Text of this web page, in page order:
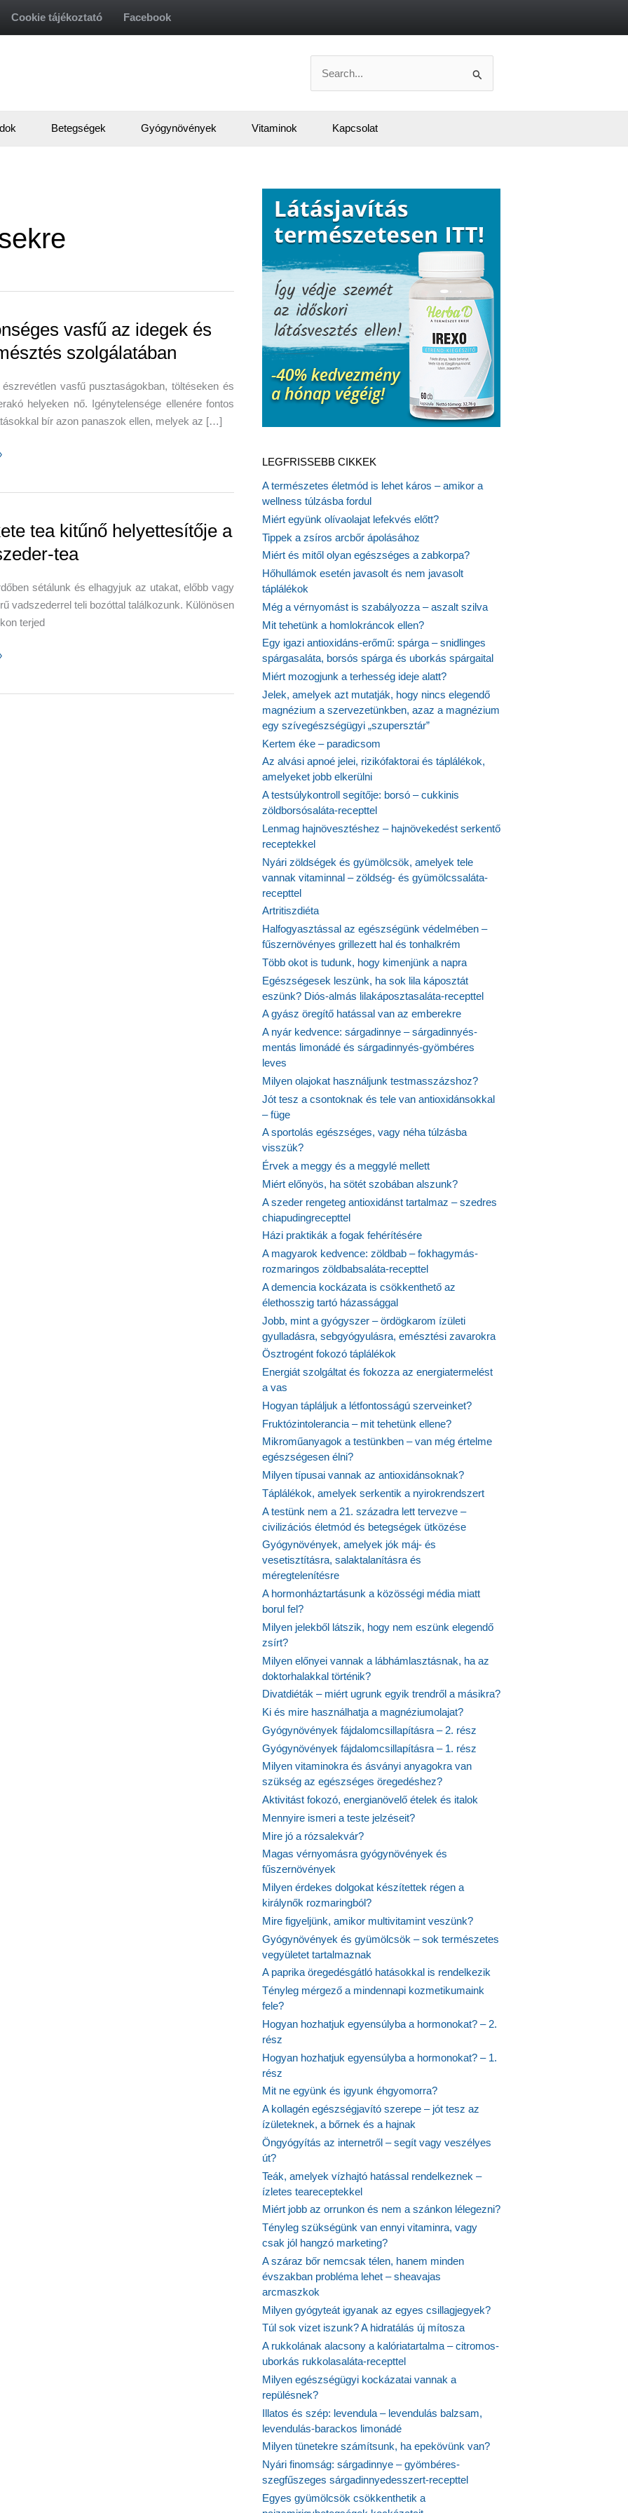
Cookie tájékoztató Facebook
for:
Betegségek Gyógynövények Vitaminok Kapcsolat
vasfű az idegek és
szolgálatában
vasfű pusztaságokban, töltéseken és
helyeken nő. Igénytelensége ellenére fontos
bír azon panaszok ellen, melyek az […]
tea kitűnő helyettesítője a
tea
sétálunk és elhagyjuk az utakat, előbb vagy
vadszederrel teli bozóttal találkozunk. Különösen
terjed
LEGFRISSEBB CIKKEK
A természetes életmód is lehet káros – amikor a
wellness túlzásba fordul
Miért együnk olívaolajat lefekvés előtt?
Tippek a zsíros arcbőr ápolásához
Miért és mitől olyan egészséges a zabkorpa?
Hőhullámok esetén javasolt és nem javasolt
táplálékok
Még a vérnyomást is szabályozza – aszalt szilva
Mit tehetünk a homlokráncok ellen?
Egy igazi antioxidáns-erőmű: spárga – snidlinges
spárgasaláta, borsós spárga és uborkás spárgaital
Miért mozogjunk a terhesség ideje alatt?
Jelek, amelyek azt mutatják, hogy nincs elegendő
magnézium a szervezetünkben, azaz a magnézium
egy szívegészségügyi „szupersztár”
Kertem éke – paradicsom
Az alvási apnoé jelei, rizikófaktorai és táplálékok,
amelyeket jobb elkerülni
A testsúlykontroll segítője: borsó – cukkinis
zöldborsósaláta-recepttel
Lenmag hajnövesztéshez – hajnövekedést serkentő
receptekkel
Nyári zöldségek és gyümölcsök, amelyek tele
vannak vitaminnal – zöldség- és gyümölcssaláta-
recepttel
Artritiszdiéta
Halfogyasztással az egészségünk védelmében –
fűszernövényes grillezett hal és tonhalkrém
Több okot is tudunk, hogy kimenjünk a napra
Egészségesek leszünk, ha sok lila káposztát
eszünk? Diós-almás lilakáposztasaláta-recepttel
A gyász öregítő hatással van az emberekre
A nyár kedvence: sárgadinnye – sárgadinnyés-
mentás limonádé és sárgadinnyés-gyömbéres
leves
Milyen olajokat használjunk testmasszázshoz?
Jót tesz a csontoknak és tele van antioxidánsokkal
– füge
A sportolás egészséges, vagy néha túlzásba
visszük?
Érvek a meggy és a meggylé mellett
Miért előnyös, ha sötét szobában alszunk?
A szeder rengeteg antioxidánst tartalmaz – szedres
chiapudingrecepttel
Házi praktikák a fogak fehérítésére
A magyarok kedvence: zöldbab – fokhagymás-
rozmaringos zöldbabsaláta-recepttel
A demencia kockázata is csökkenthető az
élethosszig tartó házassággal
Jobb, mint a gyógyszer – ördögkarom ízületi
gyulladásra, sebgyógyulásra, emésztési zavarokra
Ösztrogént fokozó táplálékok
Energiát szolgáltat és fokozza az energiatermelést
a vas
Hogyan tápláljuk a létfontosságú szerveinket?
Fruktózintolerancia – mit tehetünk ellene?
Mikroműanyagok a testünkben – van még értelme
egészségesen élni?
Milyen típusai vannak az antioxidánsoknak?
Táplálékok, amelyek serkentik a nyirokrendszert
A testünk nem a 21. századra lett tervezve –
civilizációs életmód és betegségek ütközése
Gyógynövények, amelyek jók máj- és
vesetisztításra, salaktalanításra és
méregtelenítésre
A hormonháztartásunk a közösségi média miatt
borul fel?
Milyen jelekből látszik, hogy nem eszünk elegendő
zsírt?
Milyen előnyei vannak a lábhámlasztásnak, ha az
doktorhalakkal történik?
Divatdiéták – miért ugrunk egyik trendről a másikra?
Ki és mire használhatja a magnéziumolajat?
Gyógynövények fájdalomcsillapításra – 2. rész
Gyógynövények fájdalomcsillapításra – 1. rész
Milyen vitaminokra és ásványi anyagokra van
szükség az egészséges öregedéshez?
Aktivitást fokozó, energianövelő ételek és italok
Mennyire ismeri a teste jelzéseit?
Mire jó a rózsalekvár?
Magas vérnyomásra gyógynövények és
fűszernövények
Milyen érdekes dolgokat készítettek régen a
királynők rozmaringból?
Mire figyeljünk, amikor multivitamint veszünk?
Gyógynövények és gyümölcsök – sok természetes
vegyületet tartalmaznak
A paprika öregedésgátló hatásokkal is rendelkezik
Tényleg mérgező a mindennapi kozmetikumaink
fele?
Hogyan hozhatjuk egyensúlyba a hormonokat? – 2.
rész
Hogyan hozhatjuk egyensúlyba a hormonokat? – 1.
rész
Mit ne együnk és igyunk éhgyomorra?
A kollagén egészségjavító szerepe – jót tesz az
ízületeknek, a bőrnek és a hajnak
Öngyógyítás az internetről – segít vagy veszélyes
út?
Teák, amelyek vízhajtó hatással rendelkeznek –
ízletes teareceptekkel
Miért jobb az orrunkon és nem a szánkon lélegezni?
Tényleg szükségünk van ennyi vitaminra, vagy
csak jól hangzó marketing?
A száraz bőr nemcsak télen, hanem minden
évszakban probléma lehet – sheavajas
arcmaszkok
Milyen gyógyteát igyanak az egyes csillagjegyek?
Túl sok vizet iszunk? A hidratálás új mítosza
A rukkolának alacsony a kalóriatartalma – citromos-
uborkás rukkolasaláta-recepttel
Milyen egészségügyi kockázatai vannak a
repülésnek?
Illatos és szép: levendula – levendulás balzsam,
levendulás-barackos limonádé
Milyen tünetekre számítsunk, ha epekövünk van?
Nyári finomság: sárgadinnye – gyömbéres-
szegfűszeges sárgadinnyedesszert-recepttel
Egyes gyümölcsök csökkenthetik a